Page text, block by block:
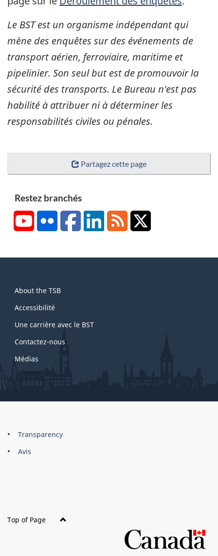
Le BST est un organisme indépendant qui
mène des enquêtes sur des événements de
transport aérien, ferroviaire, maritime et
pipelinier. Son seul but est de promouvoir la
sécurité des transports. Le Bureau n'est pas
habilité à attribuer ni à déterminer les
responsabilités civiles ou pénales.
Partagez cette page
Restez branchés
YouTubeFlickr FacebookLinkedInRSS
this
site
About the TSB
Accessibilité
Une carrière avec le BST
Contactez-nous
Médias
About
this
Brand
Transparency
Avis
Top of Page